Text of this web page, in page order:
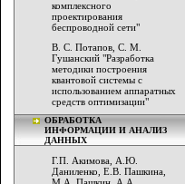
комплексного
проектирования
беспроводной сети"
В. С. Потапов, С. М.
Гушанский "Разработка
методики построения
квантовой системы с
использованием аппаратных
средств оптимизации"
ОБРАБОТКА
ИНФОРМАЦИИ И АНАЛИЗ
ДАННЫХ
Г.П. Акимова, А.Ю.
Даниленко, Е.В. Пашкина,